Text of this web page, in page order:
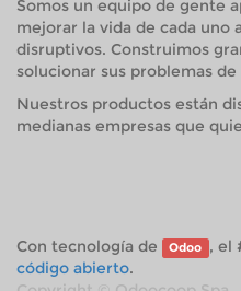
Somos un equipo de gente
mejorar la vida de cada uno
disruptivos. Construimos
solucionar sus problemas
Nuestros productos están
medianas empresas que
Con tecnología de Odoo , el
código abierto.